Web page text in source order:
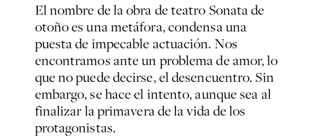
El nombre de la obra de teatroSonata de
otoñoes una metáfora, condensa una
puesta de impecable actuación. Nos
encontramos ante un problema de amor, lo
que no puede decirse, el desencuentro. Sin
embargo, se hace el intento, aunque sea al
finalizar la primavera de la vida de los
protagonistas.